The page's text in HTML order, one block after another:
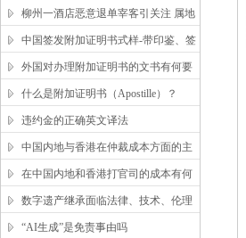
柳州一酒店恶意退单宰客引关注 属地
市监局高效回应获舆论认可
中国签发附加证明书式样-带印鉴、签
字版本 China Apostille Sample
外国对办理附加证明书的文书有何要
求？
什么是附加证明书（Apostille）？
违约金的正确英文译法
中国内地与香港在仲裁成本方面的主
要区别
在中国内地和香港打官司的成本有何
区别？
数字遗产继承面临法律、技术、伦理
三重困局，该如何突破？
“AI生成”是免责事由吗